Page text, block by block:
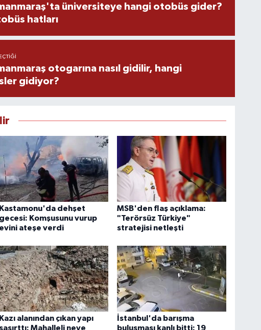
üniversiteye hangi otobüs gider?
hatları
otogarına nasıl gidilir, hangi
gidiyor?
Kastamonu'da dehşet
gecesi: Komşusunu vurup
evini ateşe verdi
MSB'den flaş açıklama:
"Terörsüz Türkiye"
stratejisi netleşti
Kazı alanından çıkan yapı
Mahalleli neye
İstanbul'da barışma
buluşması kanlı bitti: 19